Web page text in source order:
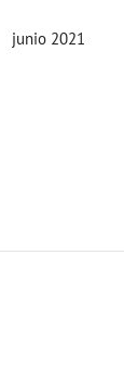
junio 2021